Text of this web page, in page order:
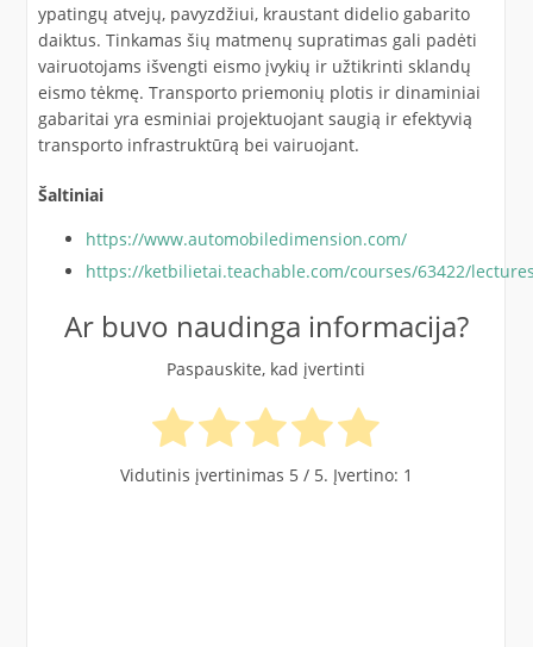
ypatingų atvejų, pavyzdžiui, kraustant didelio gabarito
daiktus. Tinkamas šių matmenų supratimas gali padėti
vairuotojams išvengti eismo įvykių ir užtikrinti sklandų
eismo tėkmę. Transporto priemonių plotis ir dinaminiai
gabaritai yra esminiai projektuojant saugią ir efektyvią
transporto infrastruktūrą bei vairuojant.
Šaltiniai
https://www.automobiledimension.com/
https://ketbilietai.teachable.com/courses/63422/
Ar buvo naudinga informacija?
Paspauskite, kad įvertinti
Vidutinis įvertinimas 5/ 5. Įvertino: 1